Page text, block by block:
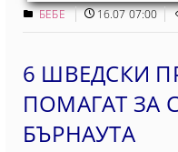
БЕБЕ 16.07 07:00
6 ШВЕДСКИ
ПОМАГАТ ЗА
БЪРНАУТА